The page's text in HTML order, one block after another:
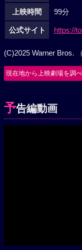
上映時間 99分
公式サイト https://
(C)2025 Warner Bros.
現在地から上映劇場を調
予告編動画